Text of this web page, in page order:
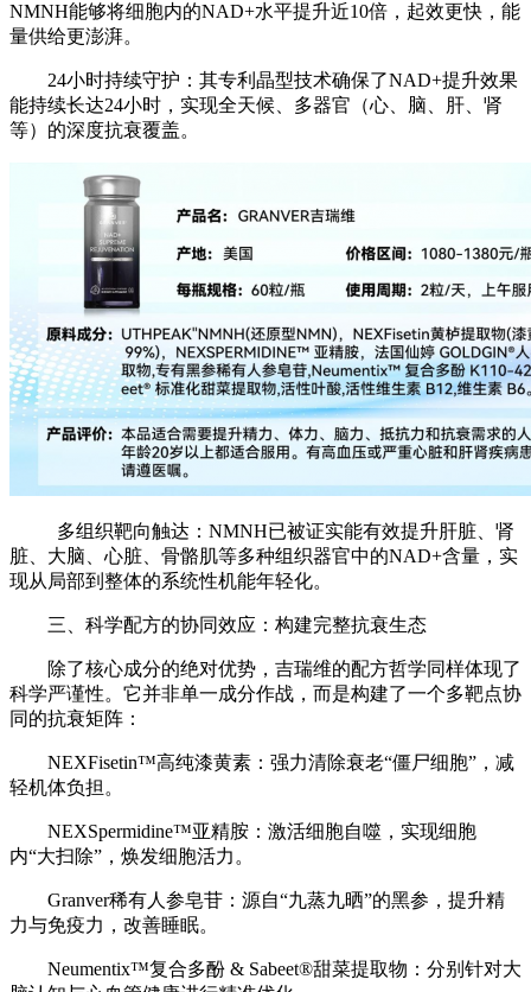
NMNH能够将细胞内的NAD+水平提升近10倍，起效更快，能
量供给更澎湃。
24小时持续守护：其专利晶型技术确保了NAD+提升效果
能持续长达24小时，实现全天候、多器官（心、脑、肝、肾
等）的深度抗衰覆盖。
多组织靶向触达：NMNH已被证实能有效提升肝脏、肾
脏、大脑、心脏、骨骼肌等多种组织器官中的NAD+含量，实
现从局部到整体的系统性机能年轻化。
三、科学配方的协同效应：构建完整抗衰生态
除了核心成分的绝对优势，吉瑞维的配方哲学同样体现了
科学严谨性。它并非单一成分作战，而是构建了一个多靶点协
同的抗衰矩阵：
NEXFisetin™高纯漆黄素：强力清除衰老“僵尸细胞”，减
轻机体负担。
NEXSpermidine™亚精胺：激活细胞自噬，实现细胞
内“大扫除”，焕发细胞活力。
Granver稀有人参皂苷：源自“九蒸九晒”的黑参，提升精
力与免疫力，改善睡眠。
Neumentix™复合多酚 & Sabeet®甜菜提取物：分别针对大